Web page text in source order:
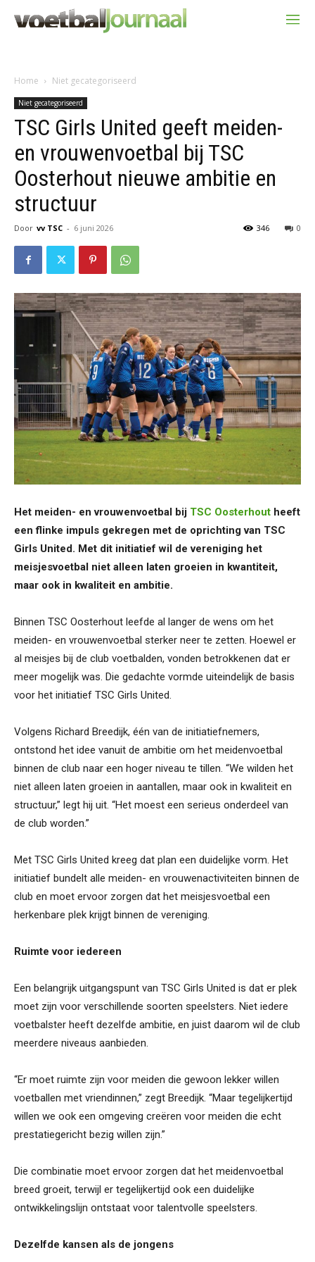
Home Niet gecategoriseerd
Niet gecategoriseerd
TSC Girls United geeft meiden-
en vrouwenvoetbal bij TSC
Oosterhout nieuwe ambitie en
structuur
Door vv TSC - 6 juni 2026 0
346
Het meiden- en vrouwenvoetbal bij TSC Oosterhout heeft
een flinke impuls gekregen met de oprichting van TSC
Girls United. Met dit initiatief wil de vereniging het
meisjesvoetbal niet alleen laten groeien in kwantiteit,
maar ook in kwaliteit en ambitie.
Binnen TSC Oosterhout leefde al langer de wens om het
meiden- en vrouwenvoetbal sterker neer te zetten. Hoewel er
al meisjes bij de club voetbalden, vonden betrokkenen dat er
meer mogelijk was. Die gedachte vormde uiteindelijk de basis
voor het initiatief TSC Girls United.
Volgens Richard Breedijk, één van de initiatiefnemers,
ontstond het idee vanuit de ambitie om het meidenvoetbal
binnen de club naar een hoger niveau te tillen. “We wilden het
niet alleen laten groeien in aantallen, maar ook in kwaliteit en
structuur,” legt hij uit. “Het moest een serieus onderdeel van
de club worden.”
Met TSC Girls United kreeg dat plan een duidelijke vorm. Het
initiatief bundelt alle meiden- en vrouwenactiviteiten binnen de
club en moet ervoor zorgen dat het meisjesvoetbal een
herkenbare plek krijgt binnen de vereniging.
Ruimte voor iedereen
Een belangrijk uitgangspunt van TSC Girls United is dat er plek
moet zijn voor verschillende soorten speelsters. Niet iedere
voetbalster heeft dezelfde ambitie, en juist daarom wil de club
meerdere niveaus aanbieden.
“Er moet ruimte zijn voor meiden die gewoon lekker willen
voetballen met vriendinnen,” zegt Breedijk. “Maar tegelijkertijd
willen we ook een omgeving creëren voor meiden die echt
prestatiegericht bezig willen zijn.”
Die combinatie moet ervoor zorgen dat het meidenvoetbal
breed groeit, terwijl er tegelijkertijd ook een duidelijke
ontwikkelingslijn ontstaat voor talentvolle speelsters.
Dezelfde kansen als de jongens